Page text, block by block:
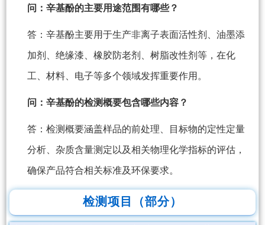
问：辛基酚的主要用途范围有哪些？
答：辛基酚主要用于生产非离子表面活性剂、油墨添
加剂、绝缘漆、橡胶防老剂、树脂改性剂等，在化
工、材料、电子等多个领域发挥重要作用。
问：辛基酚的检测概要包含哪些内容？
答：检测概要涵盖样品的前处理、目标物的定性定量
分析、杂质含量测定以及相关物理化学指标的评估，
确保产品符合相关标准及环保要求。
检测项目（部分）